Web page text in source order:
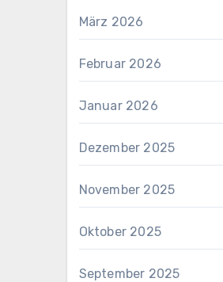
März 2026
Februar 2026
Januar 2026
Dezember 2025
November 2025
Oktober 2025
September 2025